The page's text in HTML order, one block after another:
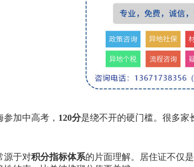
加中高考， 120分是绕不开的硬门槛。很多家
于对积分指标体系的片面理解。居住证不仅